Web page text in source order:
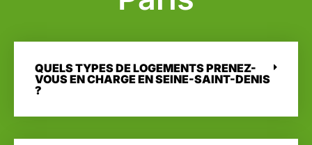
QUELS TYPES DE LOGEMENTS PRENEZ-
VOUS EN CHARGE EN SEINE-SAINT-DENIS
?